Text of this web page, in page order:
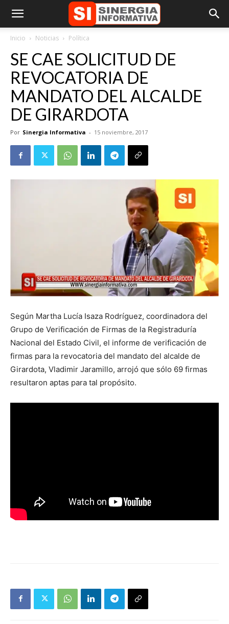
Inicio Noticias Política
SE CAE SOLICITUD DE
REVOCATORIA DE
MANDATO DEL ALCALDE
DE GIRARDOTA
Por Sinergia Informativa - 15 noviembre, 2017
Según Martha Lucía Isaza Rodríguez, coordinadora del
Grupo de Verificación de Firmas de la Registraduría
Nacional del Estado Civil, el informe de verificación de
firmas para la revocatoria del mandato del alcalde de
Girardota, Vladimir Jaramillo, arrojó que sólo 69 firmas
resultaron aptas para tal propósito.